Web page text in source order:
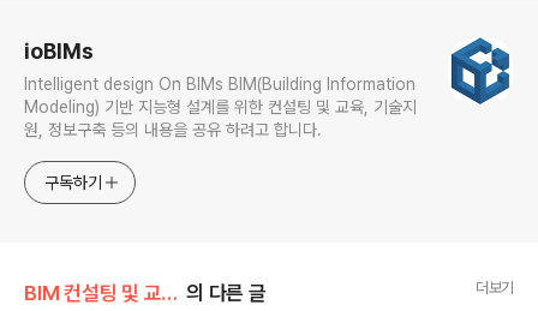
ioBIMs
Intelligent design On BIMs BIM(Building Information
Modeling) 기반 지능형 설계를 위한 컨설팅 및 교육, 기술지
원, 정보구축 등의 내용을 공유 하려고 합니다.
구독하기
BIM 컨설팅 및 교육/BIM 강의(한양대) 의 다른 글 더보기